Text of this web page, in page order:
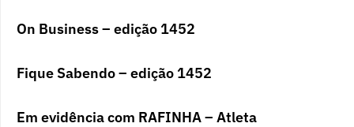
On Business – edição 1452
Fique Sabendo – edição 1452
Em evidência com RAFINHA – Atleta